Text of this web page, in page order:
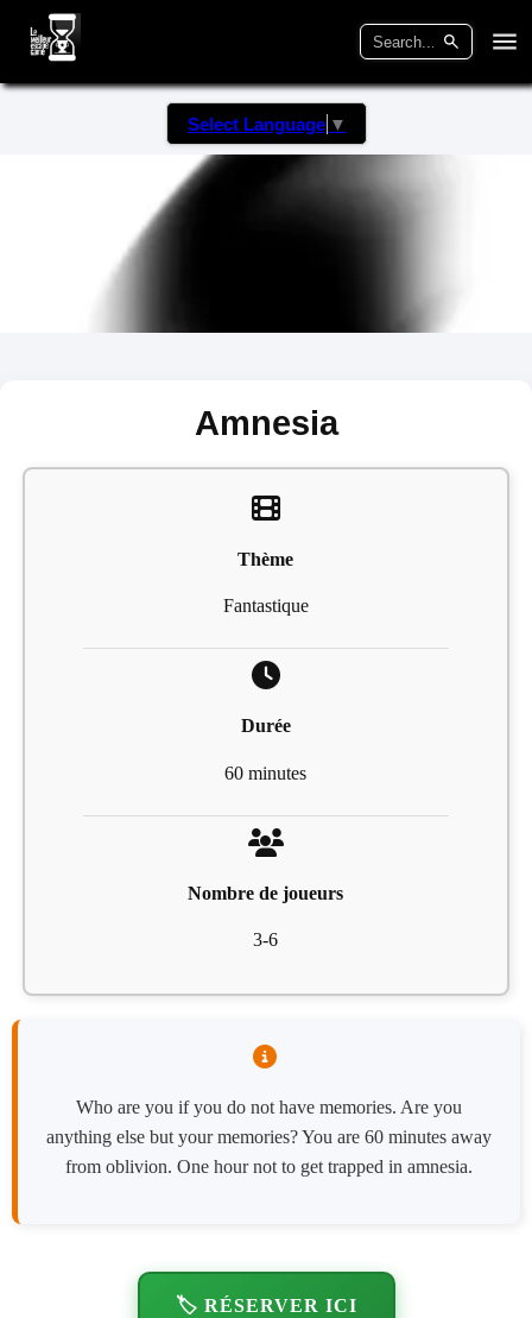
Select Language ▼
Amnesia
Thème
Fantastique
Durée
60 minutes
Nombre de joueurs
3-6
Who are you if you do not have memories. Are you
anything else but your memories? You are 60 minutes away
from oblivion. One hour not to get trapped in amnesia.
🏷️ RÉSERVER ICI